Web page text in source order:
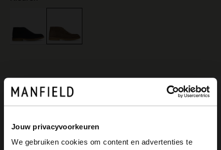
Jouw privacyvoorkeuren
We gebruiken cookies om content en advertenties te
Taupe suède veterboots van Manfield met